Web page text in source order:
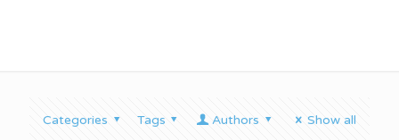
Categories Tags Authors Show all